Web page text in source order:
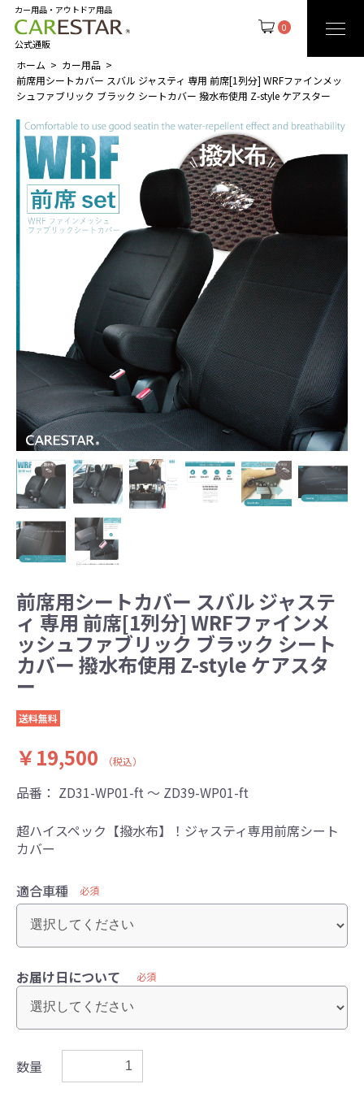
0
カー用品・アウトドア用品
公式通販
ホーム
カー用品
前席用シートカバー スバル ジャスティ 専用 前席[1列分] WRFファインメッ
シュファブリック ブラック シートカバー 撥水布使用 Z-style ケアスター
前席用シートカバー スバル ジャステ
ィ 専用 前席[1列分] WRFファインメ
ッシュファブリック ブラック シート
カバー 撥水布使用 Z-style ケアスタ
ー
送料無料
￥19,500 （税込）
品番： ZD31-WP01-ft ～ ZD39-WP01-ft
超ハイスペック【撥水布】！ジャスティ専用前席シート
カバー
適合車種 必須
お届け日について 必須
数量